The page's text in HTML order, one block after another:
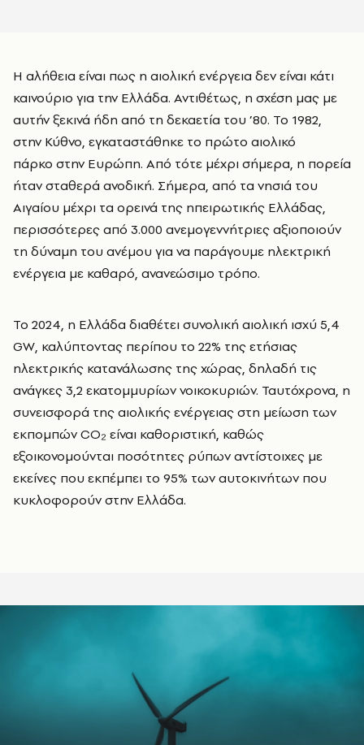
Η αλήθεια είναι πως η αιολική ενέργεια δεν είναι κάτι
καινούριο για την Ελλάδα. Αντιθέτως, η σχέση μας με
αυτήν ξεκινά ήδη από τη δεκαετία του ’80. Το 1982,
στην Κύθνο, εγκαταστάθηκε το πρώτο αιολικό
πάρκο στην Ευρώπη. Από τότε μέχρι σήμερα, η πορεία
ήταν σταθερά ανοδική. Σήμερα, από τα νησιά του
Αιγαίου μέχρι τα ορεινά της ηπειρωτικής Ελλάδας,
περισσότερες από 3.000 ανεμογεννήτριες αξιοποιούν
τη δύναμη του ανέμου για να παράγουμε ηλεκτρική
ενέργεια με καθαρό, ανανεώσιμο τρόπο.
Το 2024, η Ελλάδα διαθέτει συνολική αιολική ισχύ 5,4
GW, καλύπτοντας περίπου το 22% της ετήσιας
ηλεκτρικής κατανάλωσης της χώρας, δηλαδή τις
ανάγκες 3,2 εκατομμυρίων νοικοκυριών. Ταυτόχρονα, η
συνεισφορά της αιολικής ενέργειας στη μείωση των
εκπομπών CO₂ είναι καθοριστική, καθώς
εξοικονομούνται ποσότητες ρύπων αντίστοιχες με
εκείνες που εκπέμπει το 95% των αυτοκινήτων που
κυκλοφορούν στην Ελλάδα.